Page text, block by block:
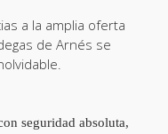
a la amplia oferta
de Arnés se
seguridad absoluta,